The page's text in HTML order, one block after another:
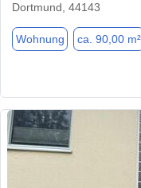
Dortmund, 44143
Wohnung ca. 90,00 m²